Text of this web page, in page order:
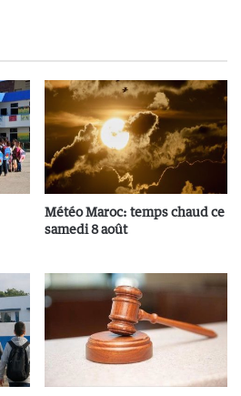
Météo Maroc: temps chaud ce
samedi 8 août